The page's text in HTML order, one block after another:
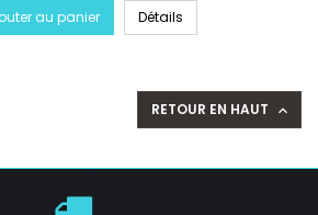
au panier Détails
RETOUR EN HAUT 